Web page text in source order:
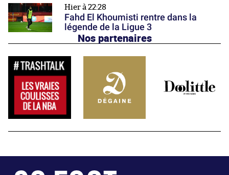
Hier à 22:28
Fahd El Khoumisti rentre dans la
légende de la Ligue 3
Nos partenaires